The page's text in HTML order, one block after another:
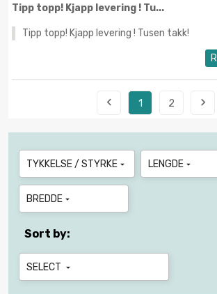
Tipp topp! Kjapp levering ! Tu...
Tipp topp! Kjapp levering ! Tusen takk!
 1 2 
TYKKELSE / STYRKE  LENGDE 
BREDDE 
Sort by:
SELECT 